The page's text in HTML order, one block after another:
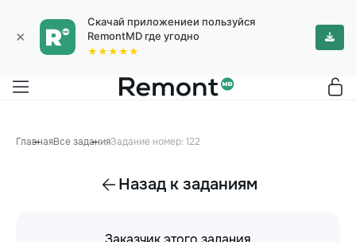
×
Скачай приложениеи пользуйся
RemontMD где угодно
★★★★★
ГлавнаяВсе заданияЗадание номер: 122
Назад к заданиям